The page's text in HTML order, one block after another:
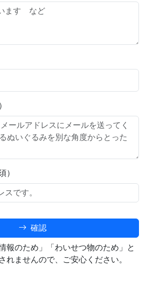
）
確認
報のため」「わいせつ物のため」と
れませんので、ご安心ください。